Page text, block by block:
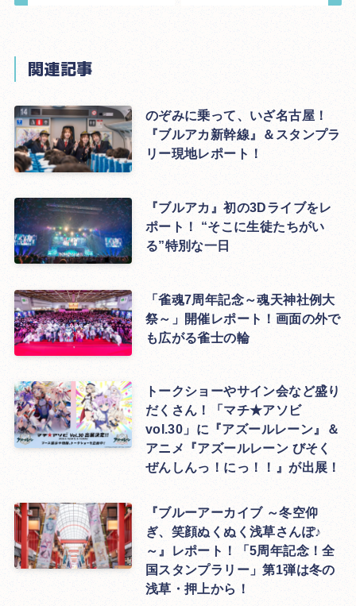
関連記事
のぞみに乗って、いざ名古屋！
『ブルアカ新幹線』＆スタンプラ
リー現地レポート！
『ブルアカ』初の3Dライブをレ
ポート！ “そこに生徒たちがい
る”特別な一日
「雀魂7周年記念～魂天神社例大
祭～」開催レポート！画面の外で
も広がる雀士の輪
トークショーやサイン会など盛り
だくさん！「マチ★アソビ
vol.30」に『アズールレーン』＆
アニメ『アズールレーン びそく
ぜんしんっ！にっ！！』が出展！
『ブルーアーカイブ ～冬空仰
ぎ、笑顔ぬくぬく浅草さんぽ♪
～』レポート！「5周年記念！全
国スタンプラリー」第1弾は冬の
浅草・押上から！